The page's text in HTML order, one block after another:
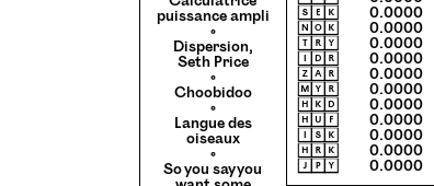
puissance ampli
◦
Dispersion,
Seth Price
◦
Choobidoo
◦
Langue des
oiseaux
◦
So you say you
🅂🄴🄺 0.0000
🄽🄾🄺 0.0000
🅃🅁🅈 0.0000
🄸🄳🅁 0.0000
🅉🄰🅁 0.0000
🄼🅈🅁 0.0000
🄷🄺🄳 0.0000
🄷🅄🄵 0.0000
🄸🅂🄺 0.0000
🄷🅁🄺 0.0000
🄹🄿🅈
0.0000